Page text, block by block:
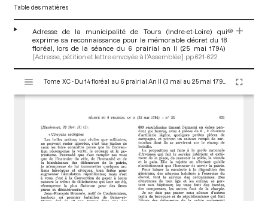
Table des matières
Adresse de la municipalité de Tours (Indre-et-Loire) qui
exprime sa reconnaissance pour le mémorable décret du 18
floréal, lors de la séance du 6 prairial an II (25 mai 1794)
[Adresse, pétition et lettre envoyée à l’Assemblée] pp.621-622
s